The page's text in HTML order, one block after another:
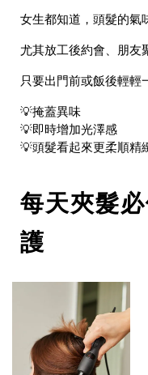
女生都知道，頭髮的氣
尤其放工後約會、朋友
只要出門前或飯後輕輕
💡掩蓋異味
💡即時增加光澤感
💡頭髮看起來更柔順精
每天夾髮
護